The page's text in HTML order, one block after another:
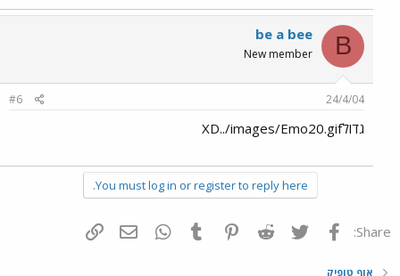
B
be a bee
New member
24/4/04
#6
גדולXD../images/Emo20.gif
You must log in or register to reply here.
Share: פייסבוק Twitter
Reddit
Pinterest
Tumblr
WhatsAppדואר אלקטרוני
אוף טופיק